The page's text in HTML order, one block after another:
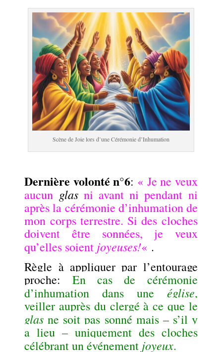
Scène de Joie lors d’une Cérémonie d’Inhumation
Dernière volonté n°6: « Je ne veux
aucun glasni avant ni pendant ni
après la cérémonie d’inhumation de
mon corps terrestre. Si des cloches
doivent être sonnées, je veux
qu’elles soient joyeuses!« .
Règle à appliquer par l’entourage
proche: En cas de cérémonie
d’inhumation dans une église,
veiller auprès du clergé à ce que le
glas ne soit pas sonné mais – s’il y
a lieu – uniquement des cloches
célébrant un événement joyeux.